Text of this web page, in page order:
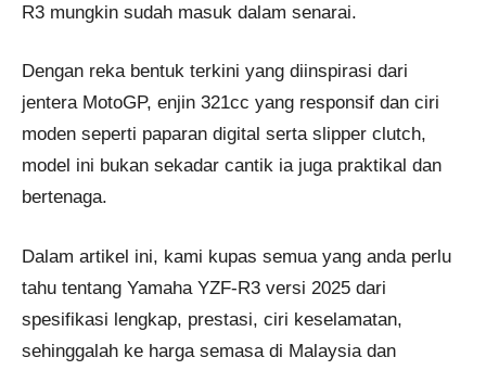
R3 mungkin sudah masuk dalam senarai.
Dengan reka bentuk terkini yang diinspirasi dari
jentera MotoGP, enjin 321cc yang responsif dan ciri
moden seperti paparan digital serta slipper clutch,
model ini bukan sekadar cantik ia juga praktikal dan
bertenaga.
Dalam artikel ini, kami kupas semua yang anda perlu
tahu tentang Yamaha YZF-R3 versi 2025 dari
spesifikasi lengkap, prestasi, ciri keselamatan,
sehinggalah ke harga semasa di Malaysia dan